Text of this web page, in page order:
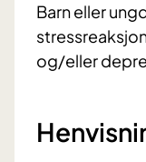
Barn eller
og/eller